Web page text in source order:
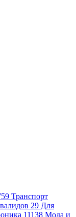
Транспорт
29 Для
11138 Мода и